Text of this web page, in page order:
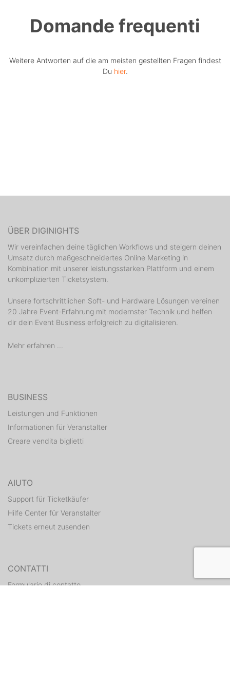
Domande frequenti
Weitere Antworten auf die am meisten gestellten Fragen findest
Du hier.
ÜBER DIGINIGHTS
Wir vereinfachen deine täglichen Workflows und steigern deinen
Umsatz durch maßgeschneidertes Online Marketing in
Kombination mit unserer leistungsstarken Plattform und einem
unkomplizierten Ticketsystem.
Unsere fortschrittlichen Soft- und Hardware Lösungen vereinen
20 Jahre Event-Erfahrung mit modernster Technik und helfen
dir dein Event Business erfolgreich zu digitalisieren.
Mehr erfahren ...
BUSINESS
Leistungen und Funktionen
Informationen für Veranstalter
Creare vendita biglietti
AIUTO
Support für Ticketkäufer
Hilfe Center für Veranstalter
Tickets erneut zusenden
CONTATTI
Formulario di contatto